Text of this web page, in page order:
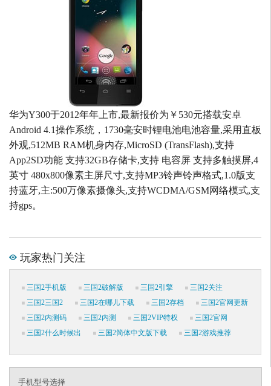
华为Y300于2012年年上市,最新报价为￥530元搭载安卓
Android 4.1操作系统，1730毫安时锂电池电池容量,采用直板
外观,512MB RAM机身内存,MicroSD (TransFlash),支持
App2SD功能 支持32GB存储卡,支持 电容屏 支持多触摸屏,4
英寸 480x800像素主屏尺寸,支持MP3铃声铃声格式,1.0版支
持蓝牙,主:500万像素摄像头,支持WCDMA/GSM网络模式,支
持gps。
玩家热门关注
三国2手机版 三国2破解版 三国2引擎
三国2关注
三国2三国2
三国2在哪儿下载 三国2存档
三国2官网更新
三国2内测码
三国2内测 三国2VIP特权
三国2官网
三国2什么时候出
三国2简体中文版下载 三国2游戏推荐
手机型号选择